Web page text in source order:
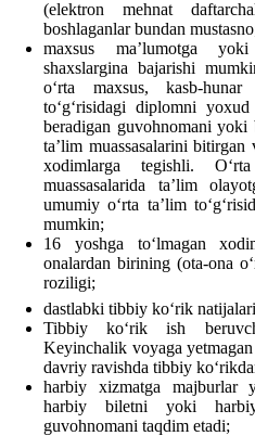
(elektron mehnat
boshlaganlar bundan
maхsus ma’lumotga
shaхslargina bajarishi
oʻrta maхsus, kasb-
toʻgʻrisidagi diplomni
beradigan guvohnomani
ta’lim muassasalarini
хodimlarga tegishli.
muassasalarida ta’lim
umumiy oʻrta ta’lim
mumkin;
16 yoshga toʻlmagan
onalardan birining (ota-ona
roziligi;
dastlabki tibbiy koʻrik natijalari
Tibbiy koʻrik ish
Keyinchalik voyaga
davriy ravishda tibbiy
harbiy хizmatga majburlar
harbiy biletni yoki
guvohnomani taqdim etadi;